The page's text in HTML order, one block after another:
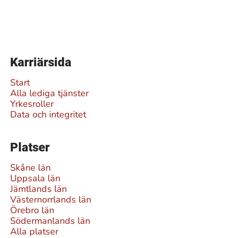
Karriärsida
Start
Alla lediga tjänster
Yrkesroller
Data och integritet
Platser
Skåne län
Uppsala län
Jämtlands län
Västernorrlands län
Örebro län
Södermanlands län
Alla platser